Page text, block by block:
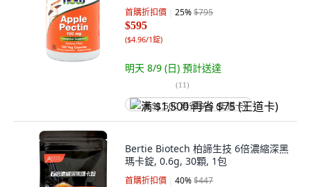
首購折扣價 25%$795
$595
($4.96/1錠)
明天 8/9 (日) 預計送達
(11)
满 $1,500 再省 $75 (王道卡)
Bertie Biotech 柏諦生技 6倍濃縮深黑
瑪卡錠, 0.6g, 30顆, 1包
首購折扣價 40%$447